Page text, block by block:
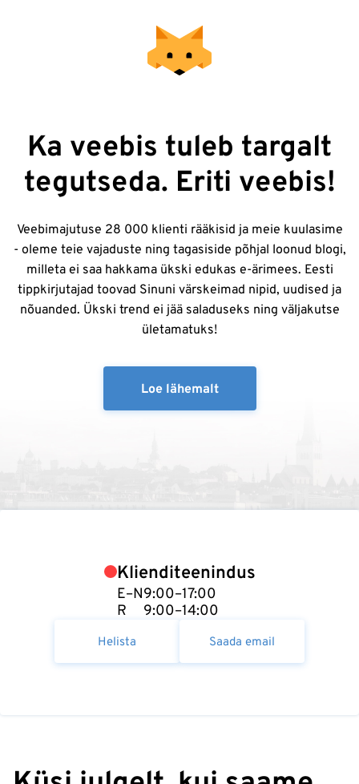
Ka veebis tuleb targalt
tegutseda. Eriti veebis!
Veebimajutuse 28 000 klienti rääkisid ja meie kuulasime
- oleme teie vajaduste ning tagasiside põhjal loonud blogi,
milleta ei saa hakkama ükski edukas e-ärimees. Eesti
tippkirjutajad toovad Sinuni värskeimad nipid, uudised ja
nõuanded. Ükski trend ei jää saladuseks ning väljakutse
ületamatuks!
Loe lähemalt
Klienditeenindus
E–N
R
9:00–17:00
9:00–14:00
Helista Saada email